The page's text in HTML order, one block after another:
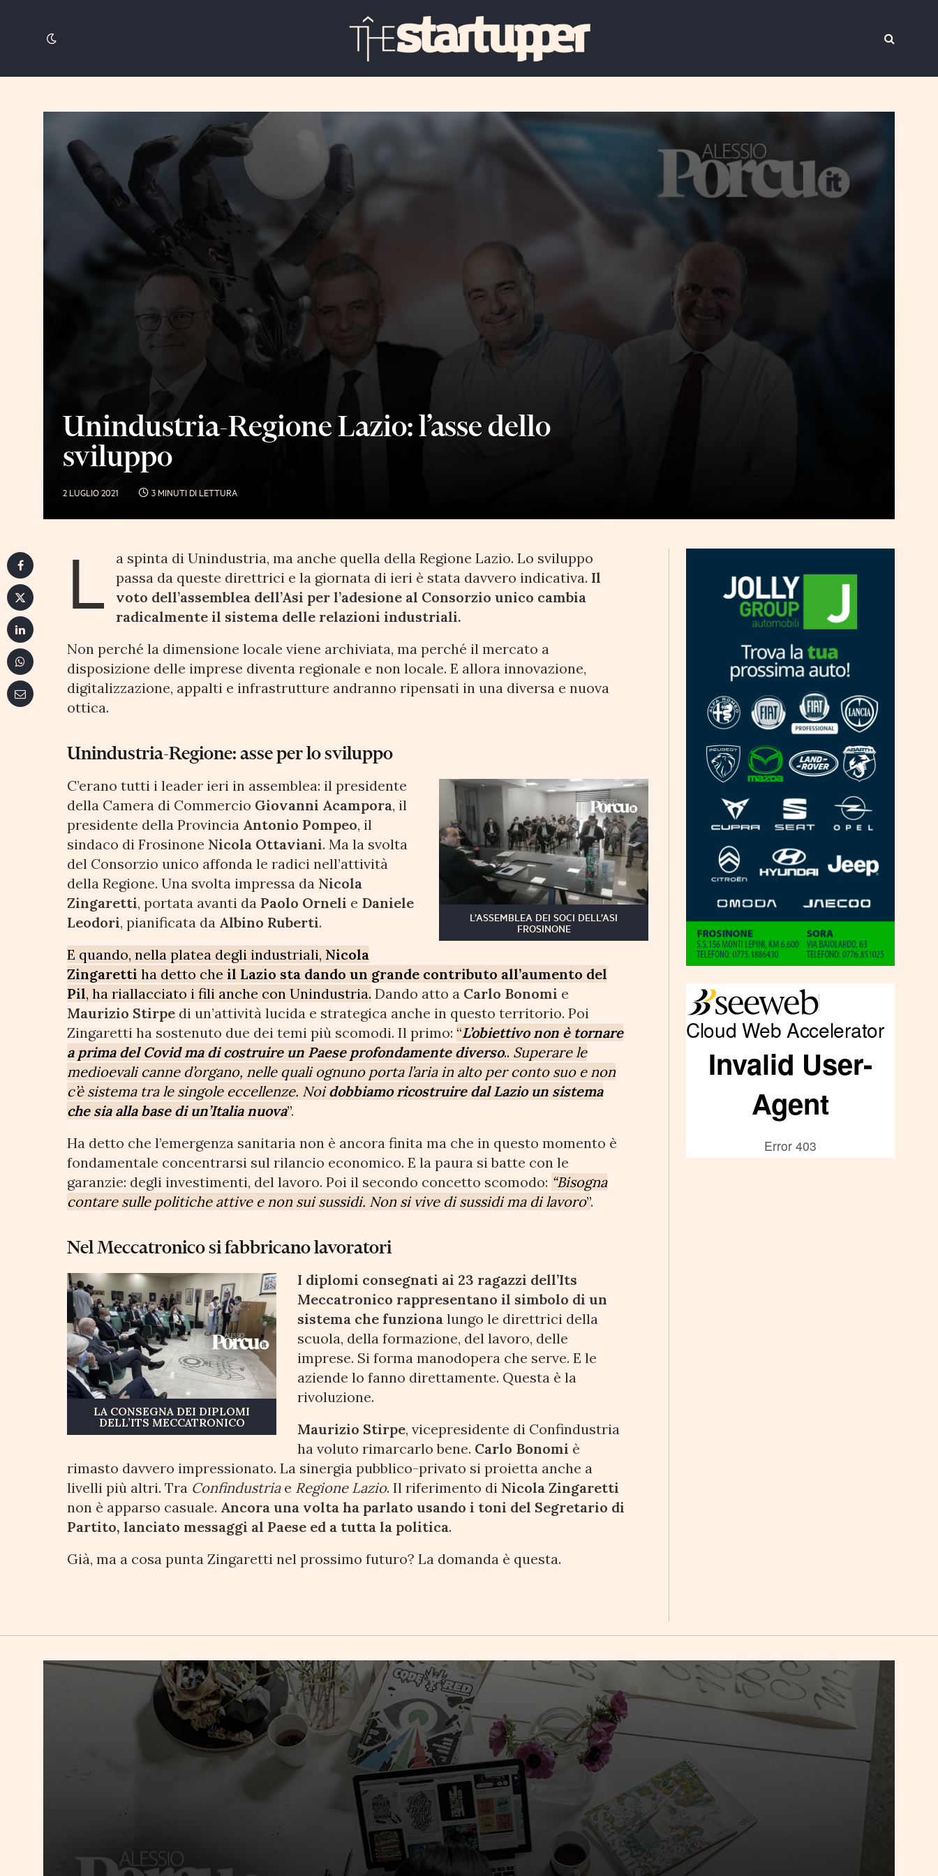
Unindustria-Regione Lazio: l’asse dello
sviluppo
2 LUGLIO 2021 3 MINUTI DI LETTURA
L
a spinta di Unindustria, ma anche quella della Regione Lazio. Lo sviluppo
passa da queste direttrici e la giornata di ieri è stata davvero indicativa. Il
voto dell’assemblea dell’Asi per l’adesione al Consorzio unico cambia
radicalmente il sistema delle relazioni industriali.
Non perché la dimensione locale viene archiviata, ma perché il mercato a
disposizione delle imprese diventa regionale e non locale. E allora innovazione,
digitalizzazione, appalti e infrastrutture andranno ripensati in una diversa e nuova
ottica.
Unindustria-Regione: asse per lo sviluppo
L’ASSEMBLEA DEI SOCI DELL’ASI
FROSINONE
C’erano tutti i leader ieri in assemblea: il presidente
della Camera di Commercio Giovanni Acampora, il
presidente della Provincia Antonio Pompeo, il
sindaco di Frosinone Nicola Ottaviani. Ma la svolta
del Consorzio unico affonda le radici nell’attività
della Regione. Una svolta impressa da Nicola
Zingaretti, portata avanti da Paolo Orneli e Daniele
Leodori, pianificata da Albino Ruberti.
E quando, nella platea degli industriali, Nicola
Zingaretti ha detto che il Lazio sta dando un grande contributo all’aumento del
Pil, ha riallacciato i fili anche con Unindustria. Dando atto a Carlo Bonomi e
Maurizio Stirpe di un’attività lucida e strategica anche in questo territorio. Poi
Zingaretti ha sostenuto due dei temi più scomodi. Il primo: “L’obiettivo non è tornare
a prima del Covid ma di costruire un Paese profondamente diverso.. Superare le
medioevali canne d’organo, nelle quali ognuno porta l’aria in alto per conto suo e non
c’è sistema tra le singole eccellenze. Noidobbiamo ricostruire dal Lazio un sistema
che sia alla base di un’Italia nuova”.
Ha detto che l’emergenza sanitaria non è ancora finita ma che in questo momento è
fondamentale concentrarsi sul rilancio economico. E la paura si batte con le
garanzie: degli investimenti, del lavoro. Poi il secondo concetto scomodo: “Bisogna
contare sulle politiche attive e non sui sussidi. Non si vive di sussidi ma di lavoro”.
Nel Meccatronico si fabbricano lavoratori
LA CONSEGNA DEI DIPLOMI
DELL’ITS MECCATRONICO
I diplomi consegnati ai 23 ragazzi dell’Its
Meccatronico rappresentano il simbolo di un
sistema che funziona lungo le direttrici della
scuola, della formazione, del lavoro, delle
imprese. Si forma manodopera che serve. E le
aziende lo fanno direttamente. Questa è la
rivoluzione.
Maurizio Stirpe, vicepresidente di Confindustria
ha voluto rimarcarlo bene. Carlo Bonomi è
rimasto davvero impressionato. La sinergia pubblico-privato si proietta anche a
livelli più altri. Tra Confindustria e Regione Lazio. Il riferimento di Nicola Zingaretti
non è apparso casuale. Ancora una volta ha parlato usando i toni del Segretario di
Partito, lanciato messaggi al Paese ed a tutta la politica.
Già, ma a cosa punta Zingaretti nel prossimo futuro? La domanda è questa.